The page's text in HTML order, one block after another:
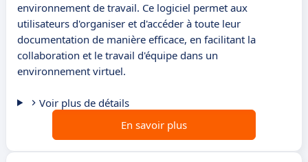
environnement de travail. Ce logiciel permet aux
utilisateurs d'organiser et d'accéder à toute leur
documentation de manière efficace, en facilitant la
collaboration et le travail d'équipe dans un
environnement virtuel.
Voir plus de détails
En savoir plus